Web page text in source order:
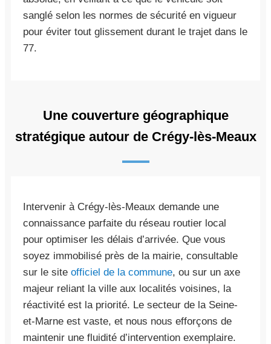
sanglé selon les normes de sécurité en vigueur
pour éviter tout glissement durant le trajet dans le
77.
Une couverture géographique
stratégique autour de Crégy-lès-Meaux
Intervenir à Crégy-lès-Meaux demande une
connaissance parfaite du réseau routier local
pour optimiser les délais d’arrivée. Que vous
soyez immobilisé près de la mairie, consultable
sur le site officiel de la commune, ou sur un axe
majeur reliant la ville aux localités voisines, la
réactivité est la priorité. Le secteur de la Seine-
et-Marne est vaste, et nous nous efforçons de
maintenir une fluidité d’intervention exemplaire.